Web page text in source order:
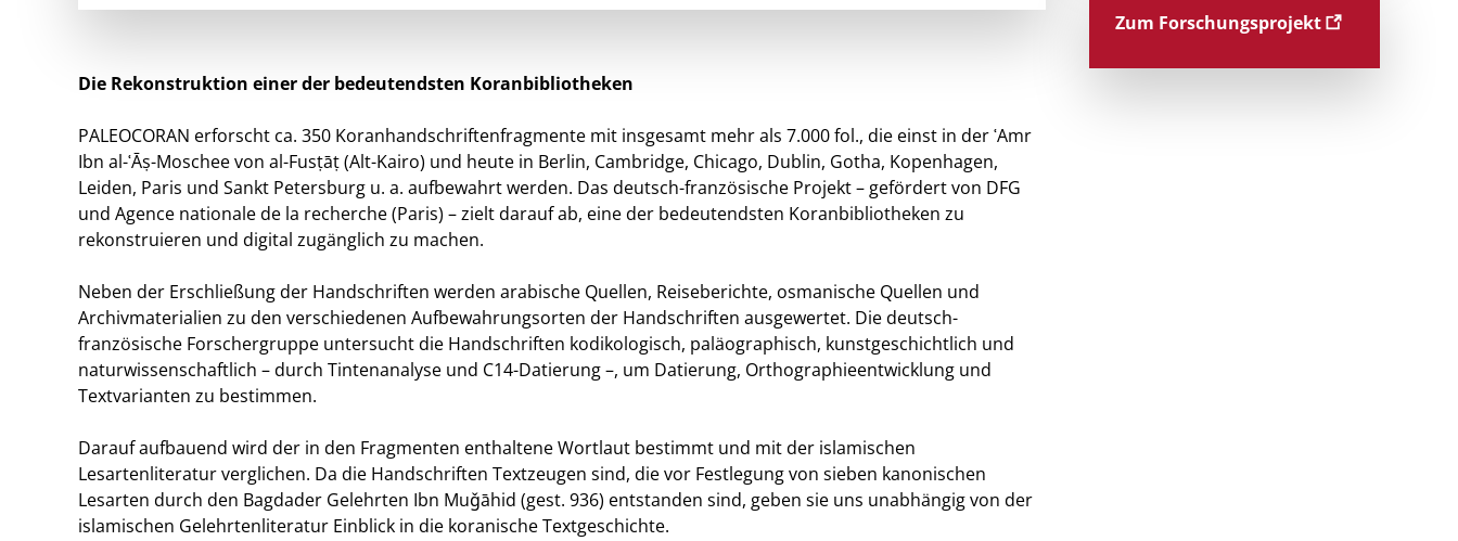
Die Rekonstruktion einer der bedeutendsten Koranbibliotheken
PALEOCORAN erforscht ca. 350 Koranhandschriftenfragmente mit insgesamt mehr als 7.000 fol., die einst in der ʿAmr
Ibn al-ʿĀṣ-Moschee von al-Fusṭāṭ (Alt-Kairo) und heute in Berlin, Cambridge, Chicago, Dublin, Gotha, Kopenhagen,
Leiden, Paris und Sankt Petersburg u. a. aufbewahrt werden. Das deutsch-französische Projekt – gefördert von DFG
und Agence nationale de la recherche (Paris) – zielt darauf ab, eine der bedeutendsten Koranbibliotheken zu
rekonstruieren und digital zugänglich zu machen.
Neben der Erschließung der Handschriften werden arabische Quellen, Reiseberichte, osmanische Quellen und
Archivmaterialien zu den verschiedenen Aufbewahrungsorten der Handschriften ausgewertet. Die deutsch-
französische Forschergruppe untersucht die Handschriften kodikologisch, paläographisch, kunstgeschichtlich und
naturwissenschaftlich – durch Tintenanalyse und C14-Datierung –, um Datierung, Orthographieentwicklung und
Textvarianten zu bestimmen.
Darauf aufbauend wird der in den Fragmenten enthaltene Wortlaut bestimmt und mit der islamischen
Lesartenliteratur verglichen. Da die Handschriften Textzeugen sind, die vor Festlegung von sieben kanonischen
Lesarten durch den Bagdader Gelehrten Ibn Muǧāhid (gest. 936) entstanden sind, geben sie uns unabhängig von der
islamischen Gelehrtenliteratur Einblick in die koranische Textgeschichte.
Zum Forschungsprojekt